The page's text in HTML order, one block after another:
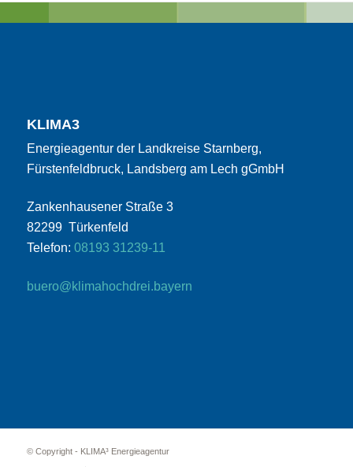
KLIMA3
Energieagentur der Landkreise Starnberg,
Fürstenfeldbruck, Landsberg am Lech gGmbH
Zankenhausener Straße 3
82299 Türkenfeld
Telefon: 08193 31239-11
buero@klimahochdrei.bayern
© Copyright - KLIMA³ Energieagentur